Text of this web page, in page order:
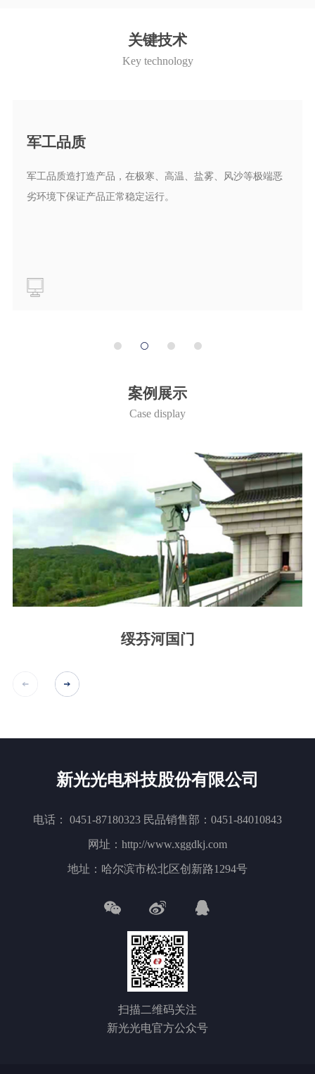
关键技术
Key technology
军工品质
军工品质造打造产品，在极寒、高温、盐雾、风沙等极端恶
劣环境下保证产品正常稳定运行。
案例展示
Case display
绥芬河国门
新光光电科技股份有限公司
电话： 0451-87180323 民品销售部：0451-84010843
网址：http://www.xggdkj.com
地址：哈尔滨市松北区创新路1294号
扫描二维码关注
新光光电官方公众号